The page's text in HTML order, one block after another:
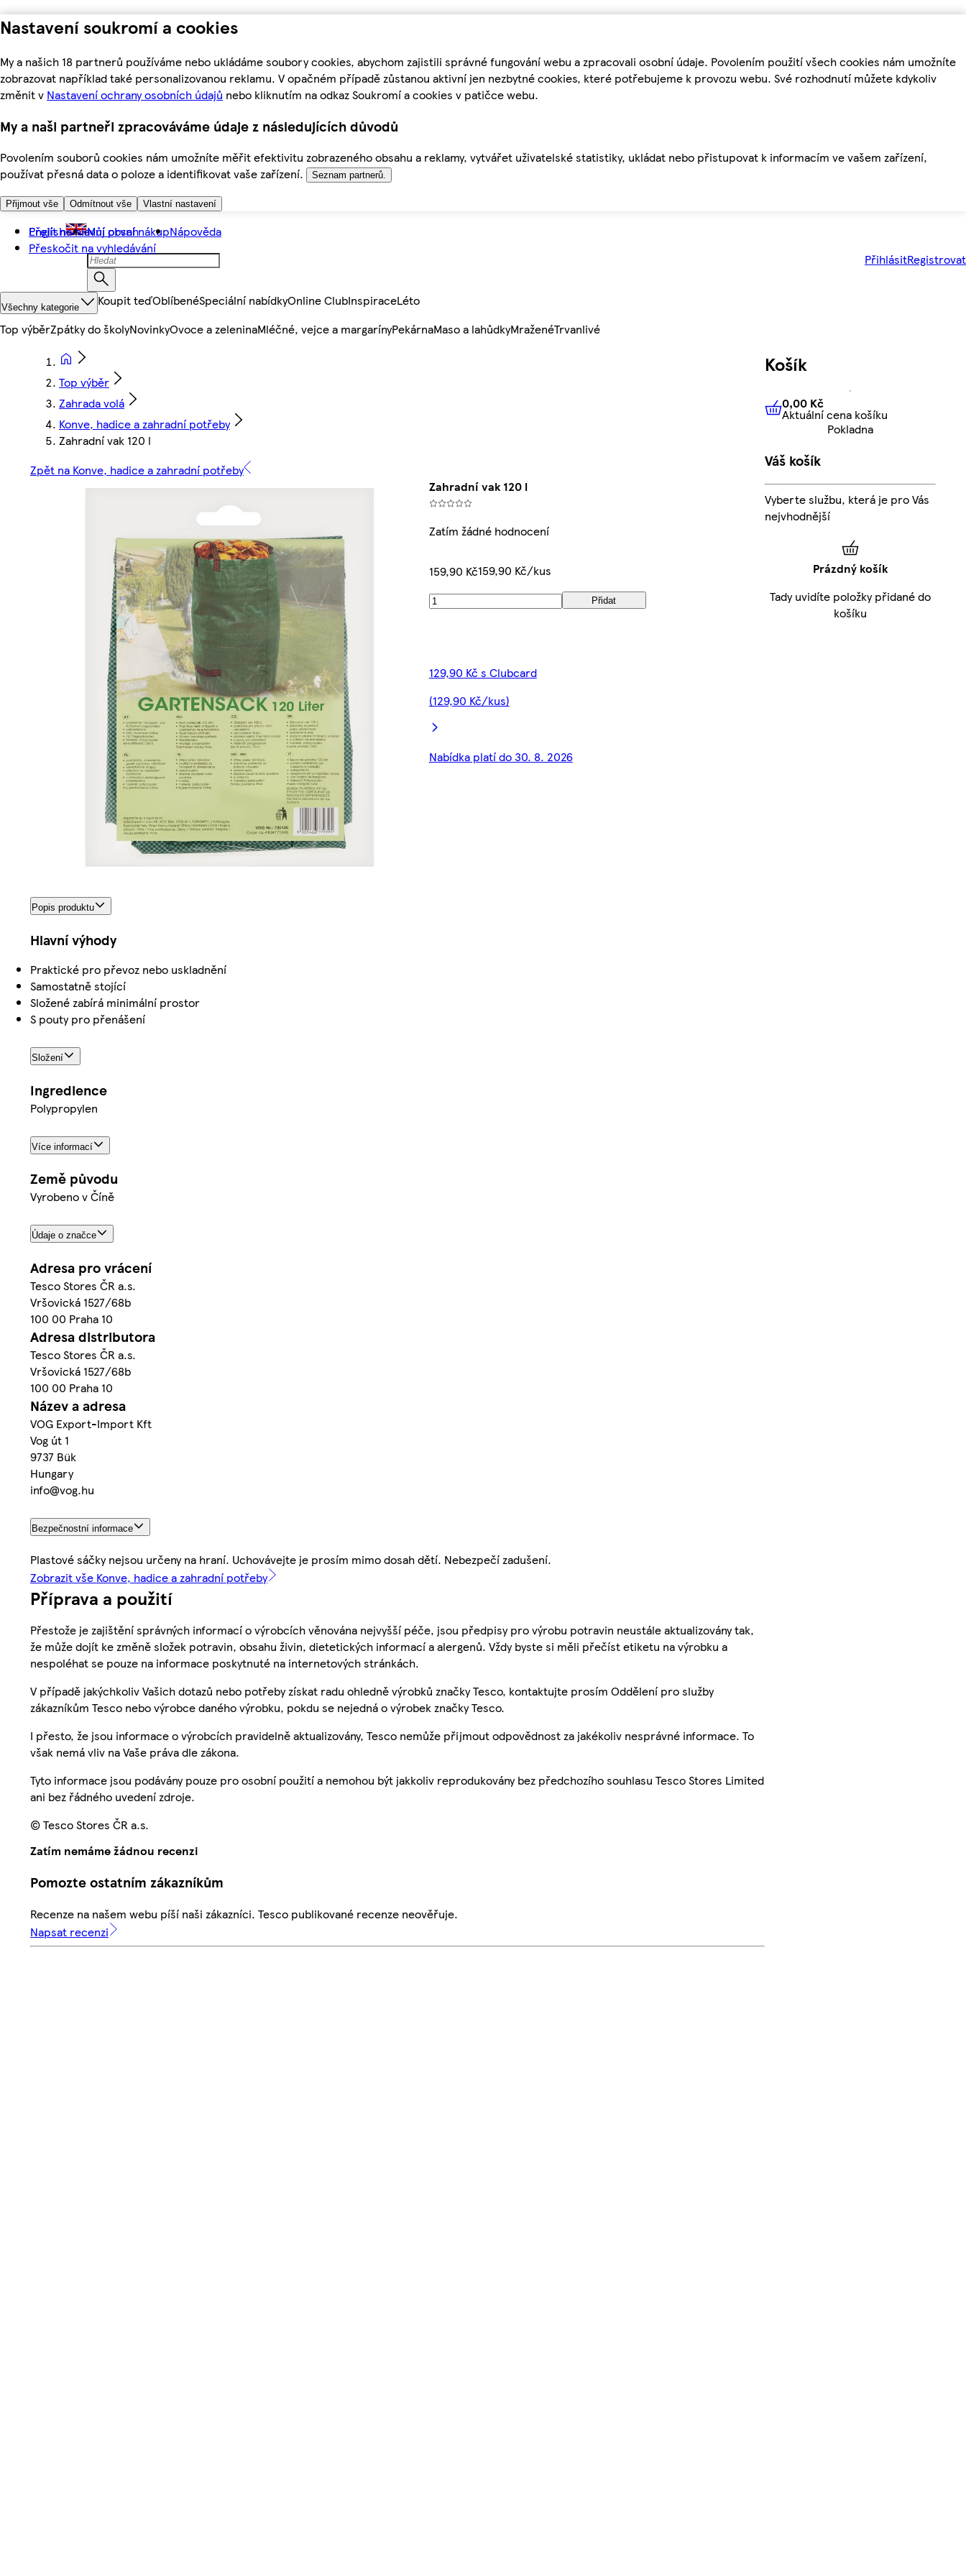
Nastavení soukromí a cookies
My a našich 18 partnerů používáme nebo ukládáme soubory cookies, abychom zajistili správné fungování webu a zpracovali osobní údaje. Povolením použití všech cookies nám umožníte
zobrazovat například také personalizovanou reklamu. V opačném případě zůstanou aktivní jen nezbytné cookies, které potřebujeme k provozu webu. Své rozhodnutí můžete kdykoliv
změnit v Nastavení ochrany osobních údajů nebo kliknutím na odkaz Soukromí a cookies v patičce webu.
My a naši partneři zpracováváme údaje z následujících důvodů
Povolením souborů cookies nám umožníte měřit efektivitu zobrazeného obsahu a reklamy, vytvářet uživatelské statistiky, ukládat nebo přistupovat k informacím ve vašem zařízení,
používat přesná data o poloze a identifikovat vaše zařízení.
Seznam partnerů.
Přijmout vše Odmítnout vše Vlastní nastavení
Přejít na hlavní obsah
Přeskočit na vyhledávání
English Můj první nákupNápověda
PřihlásitRegistrovat
Všechny kategorie Koupit teďOblíbenéSpeciální nabídkyOnline ClubInspiraceLéto
Top výběrZpátky do školyNovinkyOvoce a zeleninaMléčné, vejce a margarínyPekárnaMaso a lahůdkyMraženéTrvanlivé
Top výběr
Zahrada volá
Konve, hadice a zahradní potřeby
Zahradní vak 120 l
Zpět na Konve, hadice a zahradní potřeby
Zahradní vak 120 l
Zatím žádné hodnocení
159,90 Kč159,90 Kč/kus
Přidat
129,90 Kč s Clubcard
(129,90 Kč/kus)
Nabídka platí do 30. 8. 2026
Popis produktu
Hlavní výhody
Praktické pro převoz nebo uskladnění
Samostatně stojící
Složené zabírá minimální prostor
S pouty pro přenášení
Složení
Ingredience
Polypropylen
Více informací
Země původu
Vyrobeno v Číně
Údaje o značce
Adresa pro vrácení
Tesco Stores ČR a.s.
Vršovická 1527/68b
100 00 Praha 10
Adresa distributora
Tesco Stores ČR a.s.
Vršovická 1527/68b
100 00 Praha 10
Název a adresa
VOG Export-Import Kft
Vog út 1
9737 Bük
Hungary
info@vog.hu
Bezpečnostní informace
Plastové sáčky nejsou určeny na hraní. Uchovávejte je prosím mimo dosah dětí. Nebezpečí zadušení.
Zobrazit vše Konve, hadice a zahradní potřeby
Příprava a použití
Přestože je zajištění správných informací o výrobcích věnována nejvyšší péče, jsou předpisy pro výrobu potravin neustále aktualizovány tak,
že může dojít ke změně složek potravin, obsahu živin, dietetických informací a alergenů. Vždy byste si měli přečíst etiketu na výrobku a
nespoléhat se pouze na informace poskytnuté na internetových stránkách.
V případě jakýchkoliv Vašich dotazů nebo potřeby získat radu ohledně výrobků značky Tesco, kontaktujte prosím Oddělení pro služby
zákazníkům Tesco nebo výrobce daného výrobku, pokdu se nejedná o výrobek značky Tesco.
I přesto, že jsou informace o výrobcích pravidelně aktualizovány, Tesco nemůže přijmout odpovědnost za jakékoliv nesprávné informace. To
však nemá vliv na Vaše práva dle zákona.
Tyto informace jsou podávány pouze pro osobní použití a nemohou být jakkoliv reprodukovány bez předchozího souhlasu Tesco Stores Limited
ani bez řádného uvedení zdroje.
© Tesco Stores ČR a.s.
Zatím nemáme žádnou recenzi
Pomozte ostatním zákazníkům
Recenze na našem webu píší naši zákazníci. Tesco publikované recenze neověřuje.
Napsat recenzi
Košík
0,00 KčAktuální cena košíku
0,00 Kč
Aktuální cena košíku
Pokladna
Váš košík
Vyberte službu, která je pro Vás
nejvhodnější
Prázdný košík
Tady uvidíte položky přidané do
košíku